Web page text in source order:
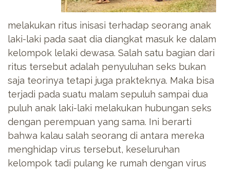
melakukan ritus inisasi terhadap seorang anak
laki-laki pada saat dia diangkat masuk ke dalam
kelompok lelaki dewasa. Salah satu bagian dari
ritus tersebut adalah penyuluhan seks bukan
saja teorinya tetapi juga prakteknya. Maka bisa
terjadi pada suatu malam sepuluh sampai dua
puluh anak laki-laki melakukan hubungan seks
dengan perempuan yang sama. Ini berarti
bahwa kalau salah seorang di antara mereka
menghidap virus tersebut, keseluruhan
kelompok tadi pulang ke rumah dengan virus